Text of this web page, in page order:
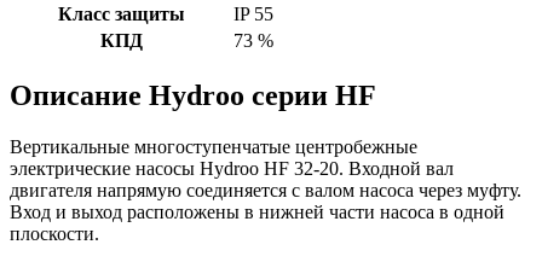
Класс защиты
IP 55
КПД
73 %
Описание Hydroo серии HF
Вертикальные многоступенчатые центробежные
электрические насосы Hydroo HF 32-20. Входной вал
двигателя напрямую соединяется с валом насоса через муфту.
Вход и выход расположены в нижней части насоса в одной
плоскости.